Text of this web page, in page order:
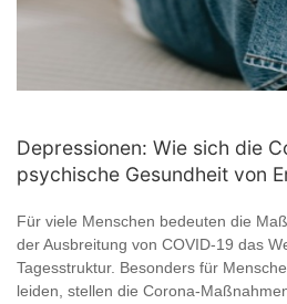
Depressionen: Wie sich die
psychische Gesundheit von
Für viele Menschen bedeuten die
der Ausbreitung von COVID-19 das
Tagesstruktur. Besonders für
leiden, stellen die Corona-